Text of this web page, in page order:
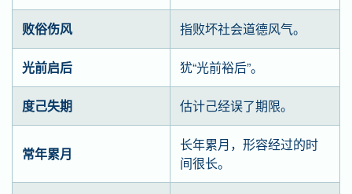
败俗伤风 指败坏社会道德风气。
光前启后 犹“光前裕后”。
度己失期 估计己经误了期限。
常年累月
长年累月，形容经过的时
间很长。